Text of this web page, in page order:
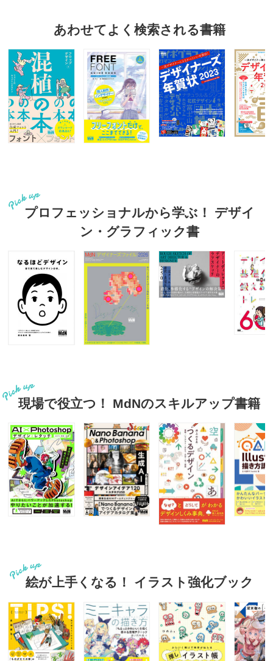
あわせてよく検索される書籍
プロフェッショナルから学ぶ！ デザイ
ン・グラフィック書
現場で役立つ！ MdNのスキルアップ書籍
絵が上手くなる！ イラスト強化ブック